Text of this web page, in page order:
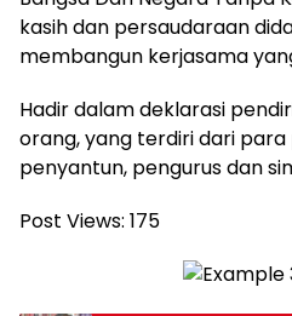
kasih dan persaudaraan
membangun kerjasama
Hadir dalam deklarasi
orang, yang terdiri dari
penyantun, pengurus dan
Post Views: 175